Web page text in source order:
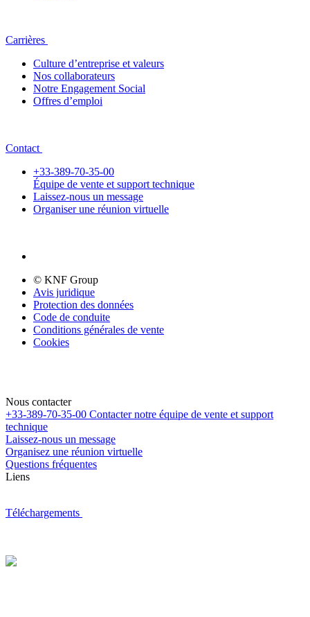
Carrières
Culture d’entreprise et valeurs
Nos collaborateurs
Notre Engagement Social
Offres d’emploi
Contact
+33-389-70-35-00
Équipe de vente et support technique
Laissez-nous un message
Organiser une réunion virtuelle
© KNF Group
Avis juridique
Protection des données
Code de conduite
Conditions générales de vente
Cookies
Nous contacter
+33-389-70-35-00 Contacter notre équipe de vente et support
technique
Laissez-nous un message
Organisez une réunion virtuelle
Questions fréquentes
Liens
Téléchargements